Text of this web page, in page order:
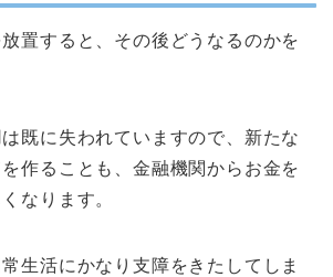
置すると、その後どうなるのかを
既に失われていますので、新たな
作ることも、金融機関からお金を
なります。
生活にかなり支障をきたしてしま